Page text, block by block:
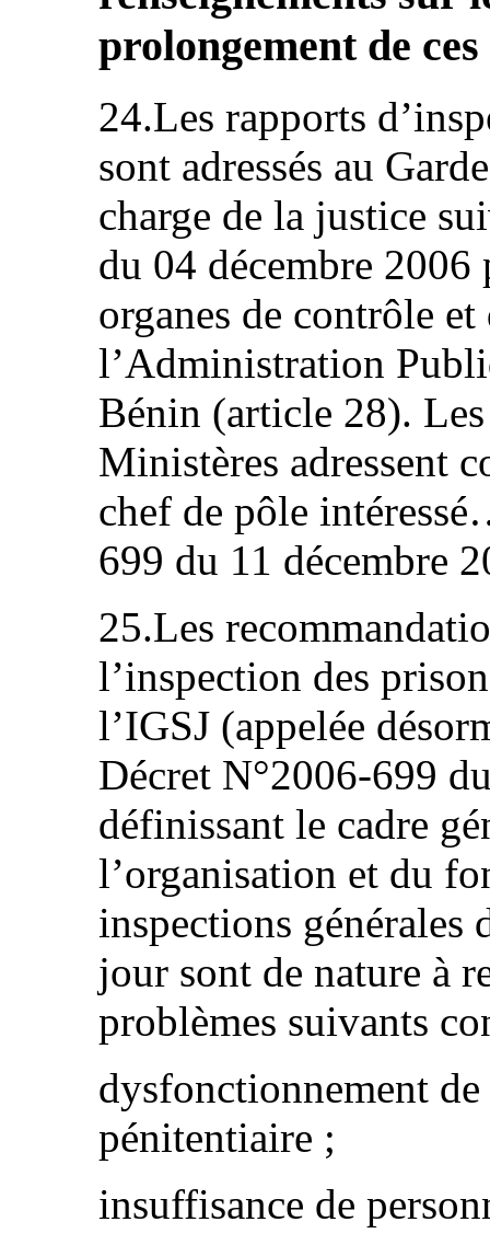
prolongement de
24.Les rapports
sont adressés au
charge de la justice
du 04 décembre
organes de contrôle
l’Administration
Bénin (article 28).
Ministères adressent
chef de pôle
699 du 11 décembre
25.Les
l’inspection des
l’IGSJ (appelée
Décret N°2006-699
définissant le cadre
l’organisation et du
inspections générales
jour sont de nature à
problèmes suivants
dysfonctionnement
pénitentiaire ;
insuffisance de